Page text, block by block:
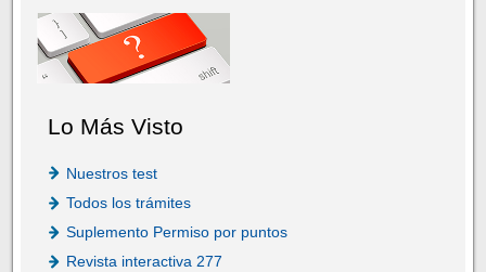
Lo Más Visto
Nuestros test
Todos los trámites
Suplemento Permiso por puntos
Revista interactiva 277